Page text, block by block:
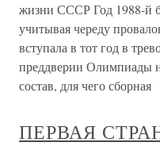
жизни СССР Год 1988-й
учитывая череду
вступала в тот год в
преддверии Олимпиады
состав, для чего сборная
ПЕРВАЯ